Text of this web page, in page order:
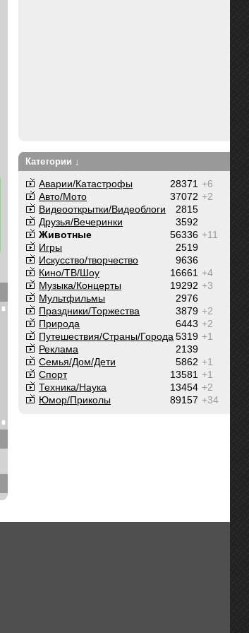
Категории ↓
+6
28371
Аварии/Катастрофы
+2
37072
Авто/Мото
2815
Видеооткрытки/Видеоблоги
3592
Друзья/Вечеринки
+11
56336
Животные
2519
Игры
9636
Искусство/творчество
+4
16661
Кино/ТВ/Шоу
+3
19292
Музыка/Концерты
2976
Мультфильмы
+2
3879
Праздники/Торжества
+2
6443
Природа
+1
5319
Путешествия/Cтраны/Города
2139
Реклама
+1
5862
Семья/Дом/Дети
+1
13581
Спорт
+2
13454
Техника/Наука
+34
89157
Юмор/Приколы